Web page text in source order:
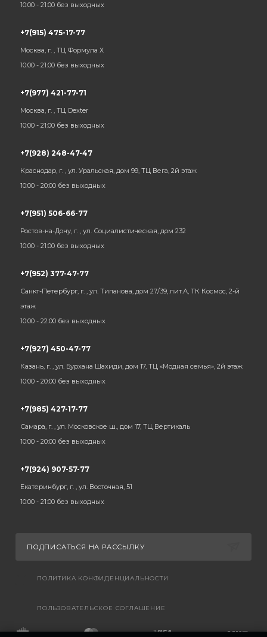
10:00 - 21:00 без выходных
+7(915) 475-17-77
Москва, г. , ТЦ Формула Х
10:00 - 21:00 без выходных
+7(977) 421-77-71
Москва, г. , ТЦ Dexter
10:00 - 21:00 без выходных
+7(928) 248-47-47
Краснодар, г. , ул. Уральская, дом 99, ТЦ Вега, 2й этаж
10:00 - 20:00 без выходных
+7(951) 506-66-77
Ростов-на-Дону, г. , ул. Социалистическая, дом 232
10:00 - 21:00 без выходных
+7(952) 377-47-77
Санкт-Петербург, г. , ул. Типанова, дом 27/39, лит.А, ТК Космос, 2-й
этаж
10:00 - 22:00 без выходных
+7(927) 450-47-77
Казань, г. , ул. Бурхана Шахиди, дом 17, ТЦ «Модная семья», 2й этаж
10:00 - 20:00 без выходных
+7(985) 427-17-77
Самара, г. , ул. Московское ш., дом 17, ТЦ Вертикаль
10:00 - 20:00 без выходных
+7(924) 907-57-77
Екатеринбург, г. , ул. Восточная, 51
10:00 - 21:00 без выходных
ПОДПИСАТЬСЯ НА РАССЫЛКУ
ПОЛИТИКА КОНФИДЕНЦИАЛЬНОСТИ
ПОЛЬЗОВАТЕЛЬСКОЕ СОГЛАШЕНИЕ